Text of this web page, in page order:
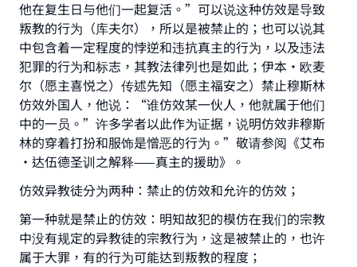
他在复生日与他们一起复活。”可以说这种仿效是导致
叛教的行为（库夫尔），所以是被禁止的；也可以说其
中包含着一定程度的悖逆和违抗真主的行为，以及违法
犯罪的行为和标志，其教法律列也是如此；伊本·欧麦
尔（愿主喜悦之）传述先知（愿主福安之）禁止穆斯林
仿效外国人，他说：“谁仿效某一伙人，他就属于他们
中的一员。”许多学者以此作为证据，说明仿效非穆斯
林的穿着打扮和服饰是憎恶的行为。”敬请参阅《艾布
·达伍德圣训之解释——真主的援助》。
仿效异教徒分为两种：禁止的仿效和允许的仿效；
第一种就是禁止的仿效：明知故犯的模仿在我们的宗教
中没有规定的异教徒的宗教行为，这是被禁止的，也许
属于大罪，有的行为可能达到叛教的程度；
Make an impact on millions of lives
with your contribution today
Your support is crucial for our mission.